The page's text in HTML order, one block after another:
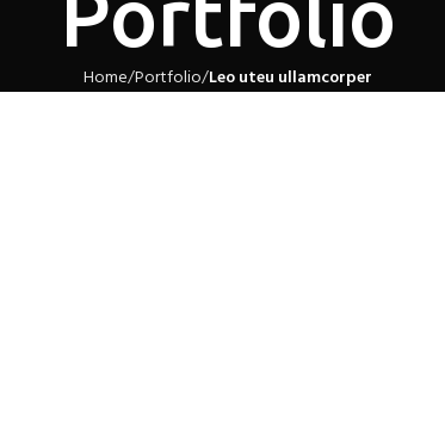
Home Portfolio Leo uteu ullamcorper